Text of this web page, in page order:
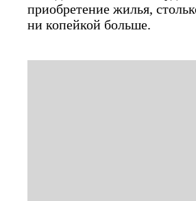
приобретение жилья,
ни копейкой больше.